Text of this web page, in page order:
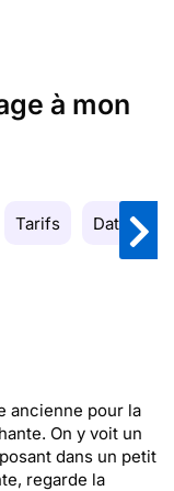
à mon
Tarifs Date de
ancienne pour la
On y voit un
dans un petit
regarde la